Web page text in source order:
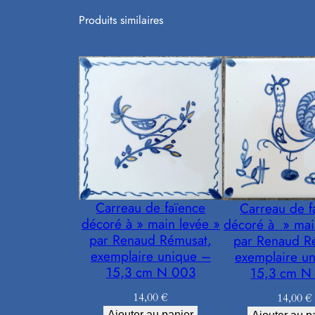
Produits similaires
Carreau de faïence
décoré à » main levée »
par Renaud Rémusat,
exemplaire unique –
15,3 cm N 003
14,00€
Carreau de
décoré à »
par Renaud
exemplaire
15,3 cm
14,00€